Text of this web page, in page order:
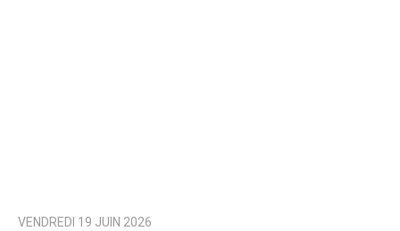
VENDREDI 19 JUIN 2026